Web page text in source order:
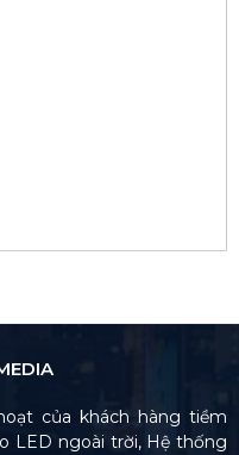
của khách hàng tiềm
LED ngoài trời, Hệ thống